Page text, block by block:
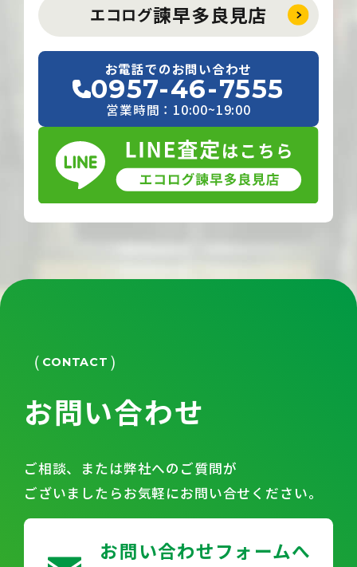
エコログ諫早多良見店
お電話でのお問い合わせ
0957-46-7555
営業時間：10:00~19:00
CONTACT
お問い合わせ
ご相談、または弊社へのご質問が
ございましたらお気軽にお問い合せください。
お問い合わせフォームへ